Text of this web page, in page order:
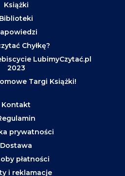
Książki
Biblioteki
Chyłkę?
LubimyCzytać.pl
2023
Targi Książki!
Kontakt
prywatności
Dostawa
płatności
i reklamacje